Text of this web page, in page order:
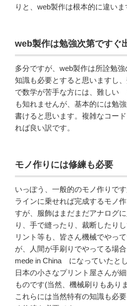
りと、web製作は根本的に違いま
web製作は勉強次第ですぐ
多分ですが、web製作は所詮勉
知識も必要とすると思いますし
で数学が苦手な方には、難しい
も知れませんが、基本的には勉
書けると思います。複雑なコー
れば良い訳です。
モノ作りには修練も必要
いっぽう、一般的のモノ作りで
ラインに乗せれば完成するモノ
すが、服飾はまだまだアナログ
り、手で縫ったり、裁断したり
リント等も、皆さん機械でやっ
が、人間が手刷りでやってる場
mede in China になっていたと
日本の小さなプリント屋さんが
ものです(当然、機械刷りもあり
これらには当然特有の知識も必